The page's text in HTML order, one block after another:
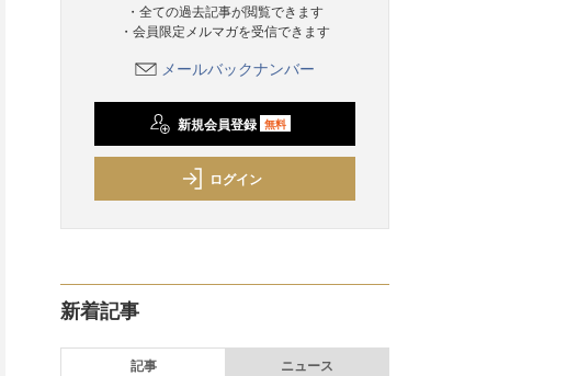
・全ての過去記事が閲覧できます
・会員限定メルマガを受信できます
メールバックナンバー
新規会員登録 無料
ログイン
新着記事
記事 ニュース